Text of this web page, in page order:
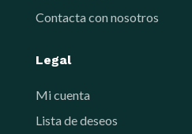
Contacta con nosotros
Legal
Mi cuenta
Lista de deseos